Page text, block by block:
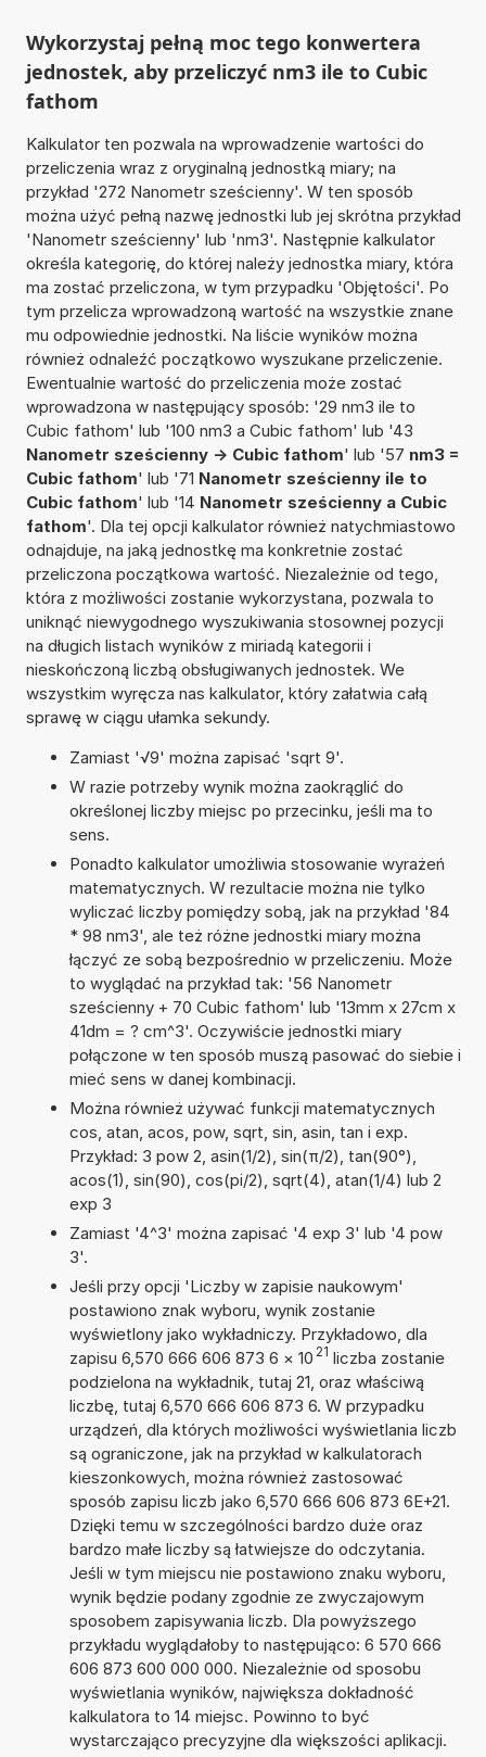
Wykorzystaj pełną moc tego konwertera
jednostek, aby przeliczyć nm3 ile to Cubic
fathom
Kalkulator ten pozwala na wprowadzenie wartości do
przeliczenia wraz z oryginalną jednostką miary; na
przykład '272 Nanometr sześcienny'. W ten sposób
można użyć pełną nazwę jednostki lub jej skrótna przykład
'Nanometr sześcienny' lub 'nm3'. Następnie kalkulator
określa kategorię, do której należy jednostka miary, która
ma zostać przeliczona, w tym przypadku 'Objętości'. Po
tym przelicza wprowadzoną wartość na wszystkie znane
mu odpowiednie jednostki. Na liście wyników można
również odnaleźć początkowo wyszukane przeliczenie.
Ewentualnie wartość do przeliczenia może zostać
wprowadzona w następujący sposób: '29 nm3 ile to
Cubic fathom' lub '100 nm3 a Cubic fathom' lub '43
Nanometr sześcienny -> Cubic fathom' lub '57 nm3 =
Cubic fathom' lub '71 Nanometr sześcienny ile to
Cubic fathom' lub '14 Nanometr sześcienny a Cubic
fathom'. Dla tej opcji kalkulator również natychmiastowo
odnajduje, na jaką jednostkę ma konkretnie zostać
przeliczona początkowa wartość. Niezależnie od tego,
która z możliwości zostanie wykorzystana, pozwala to
uniknąć niewygodnego wyszukiwania stosownej pozycji
na długich listach wyników z miriadą kategorii i
nieskończoną liczbą obsługiwanych jednostek. We
wszystkim wyręcza nas kalkulator, który załatwia całą
sprawę w ciągu ułamka sekundy.
Zamiast '√9' można zapisać 'sqrt 9'.
W razie potrzeby wynik można zaokrąglić do
określonej liczby miejsc po przecinku, jeśli ma to
sens.
Ponadto kalkulator umożliwia stosowanie wyrażeń
matematycznych. W rezultacie można nie tylko
wyliczać liczby pomiędzy sobą, jak na przykład '84
* 98 nm3', ale też różne jednostki miary można
łączyć ze sobą bezpośrednio w przeliczeniu. Może
to wyglądać na przykład tak: '56 Nanometr
sześcienny + 70 Cubic fathom' lub '13mm x 27cm x
41dm = ? cm^3'. Oczywiście jednostki miary
połączone w ten sposób muszą pasować do siebie i
mieć sens w danej kombinacji.
Można również używać funkcji matematycznych
cos, atan, acos, pow, sqrt, sin, asin, tan i exp.
Przykład: 3 pow 2, asin(1/2), sin(π/2), tan(90°),
acos(1), sin(90), cos(pi/2), sqrt(4), atan(1/4) lub 2
exp 3
Zamiast '4^3' można zapisać '4 exp 3' lub '4 pow
3'.
Jeśli przy opcji 'Liczby w zapisie naukowym'
postawiono znak wyboru, wynik zostanie
wyświetlony jako wykładniczy. Przykładowo, dla
zapisu 6,570 666 606 873 6 × 10 21 liczba zostanie
podzielona na wykładnik, tutaj 21, oraz właściwą
liczbę, tutaj 6,570 666 606 873 6. W przypadku
urządzeń, dla których możliwości wyświetlania liczb
są ograniczone, jak na przykład w kalkulatorach
kieszonkowych, można również zastosować
sposób zapisu liczb jako 6,570 666 606 873 6E+21.
Dzięki temu w szczególności bardzo duże oraz
bardzo małe liczby są łatwiejsze do odczytania.
Jeśli w tym miejscu nie postawiono znaku wyboru,
wynik będzie podany zgodnie ze zwyczajowym
sposobem zapisywania liczb. Dla powyższego
przykładu wyglądałoby to następująco: 6 570 666
606 873 600 000 000. Niezależnie od sposobu
wyświetlania wyników, największa dokładność
kalkulatora to 14 miejsc. Powinno to być
wystarczająco precyzyjne dla większości aplikacji.